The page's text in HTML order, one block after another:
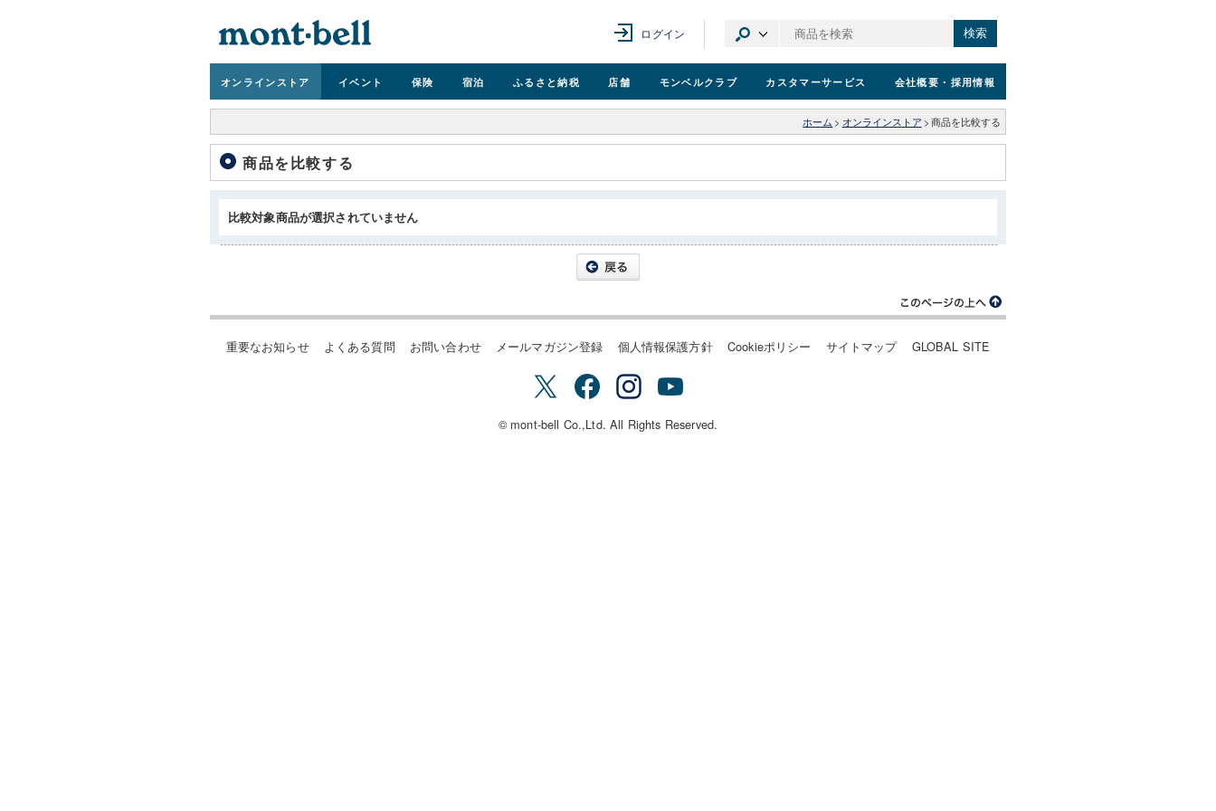
ログイン 検索
オンラインストア イベント 保険 宿泊 ふるさと納税 店舗 モンベルクラブ カスタマーサービス 会社概要 ・採用情報
ホーム > オンラインストア > 商品を比較する
商品を比較する
比較対象商品が選択されていません
重要なお知らせ よくある質問 お問い合わせ メールマガジン登録 個人情報保護方針 Cookieポリシー サイトマップ GLOBAL SITE
© mont-bell Co.,Ltd. All Rights Reserved.